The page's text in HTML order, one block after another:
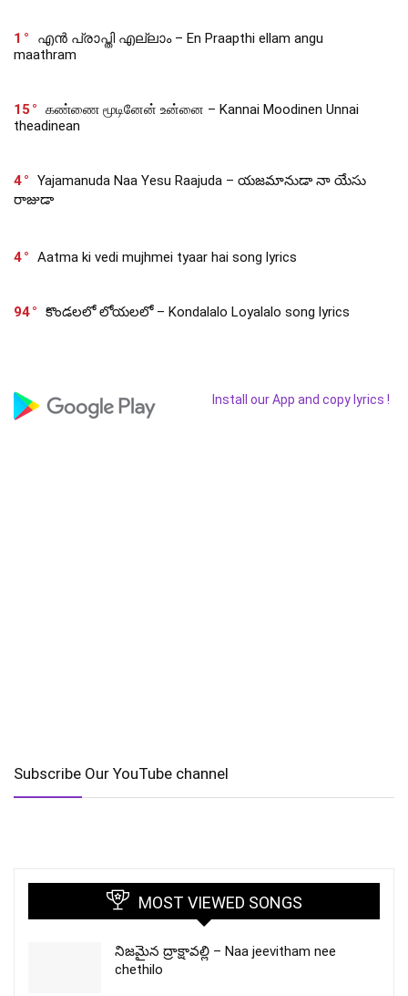
1
എൻ പ്രാപ്തി എല്ലാം – En Praapthi ellam angu
maathram
15
கண்ணை மூடினேன் உன்னை – Kannai Moodinen Unnai
theadinean
4
Yajamanuda Naa Yesu Raajuda – యజమానుడా నా యేసు
రాజుడా
4 Aatma ki vedi mujhmei tyaar hai song lyrics
94 కొండలలో లోయలలో – Kondalalo Loyalalo song lyrics
Install our App and copy lyrics !
Subscribe Our YouTube channel
MOST VIEWED SONGS
నిజమైన ద్రాక్షావల్లి – Naa jeevitham nee
chethilo